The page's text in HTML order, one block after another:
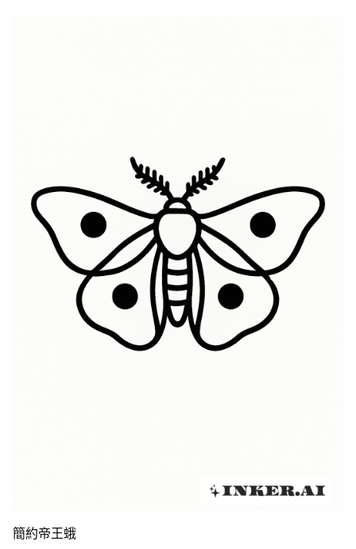
簡約帝王蛾